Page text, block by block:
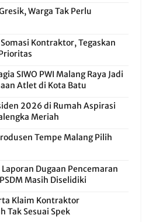
Warga Tak Perlu
Kontraktor, Tegaskan
SIWO PWI Malang Raya Jadi
Atlet di Kota Batu
2026 di Rumah Aspirasi
Meriah
Tempe Malang Pilih
Dugaan Pencemaran
Masih Diselidiki
Klaim Kontraktor
Tak Sesuai Spek